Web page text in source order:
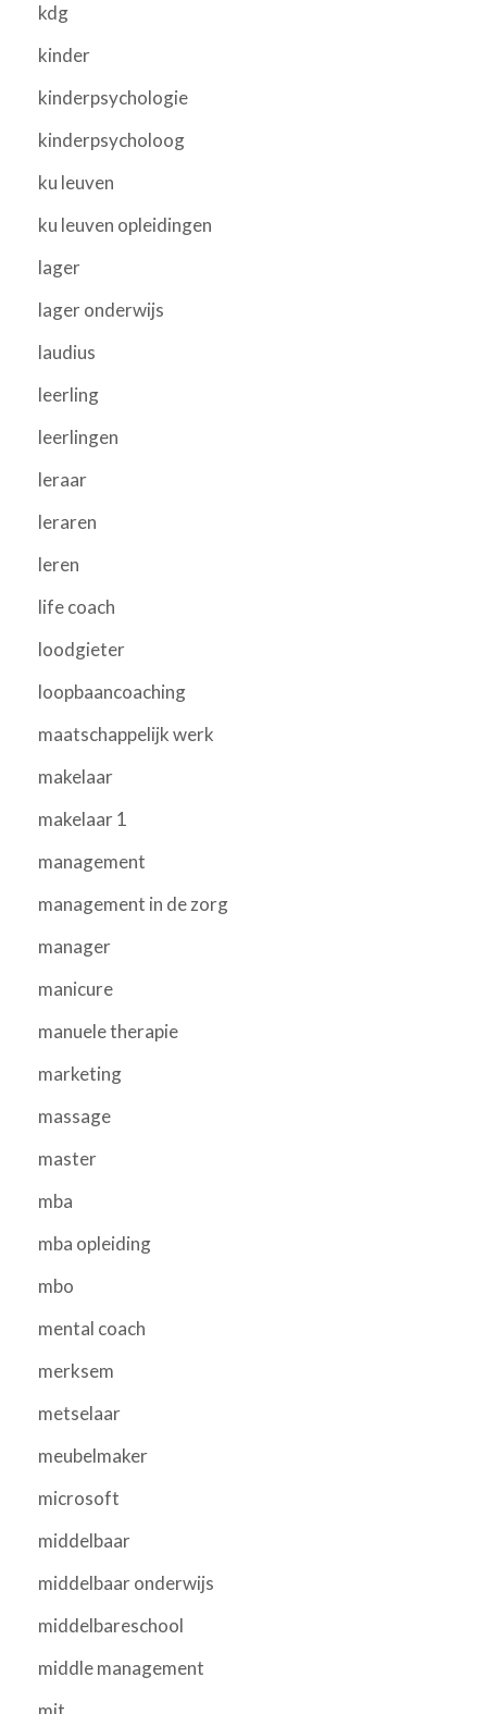
kdg
kinder
kinderpsychologie
kinderpsycholoog
ku leuven
ku leuven opleidingen
lager
lager onderwijs
laudius
leerling
leerlingen
leraar
leraren
leren
life coach
loodgieter
loopbaancoaching
maatschappelijk werk
makelaar
makelaar 1
management
management in de zorg
manager
manicure
manuele therapie
marketing
massage
master
mba
mba opleiding
mbo
mental coach
merksem
metselaar
meubelmaker
microsoft
middelbaar
middelbaar onderwijs
middelbareschool
middle management